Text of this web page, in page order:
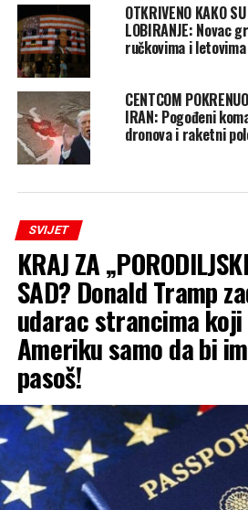
OTKRIVENO KAKO
LOBIRANJE: Novac
ručkovima i letovima
CENTCOM
IRAN: Pogođeni
dronova i raketni
SVIJET
KRAJ ZA
SAD? Donald Tramp
udarac strancima koji
Ameriku samo da bi
pasoš!